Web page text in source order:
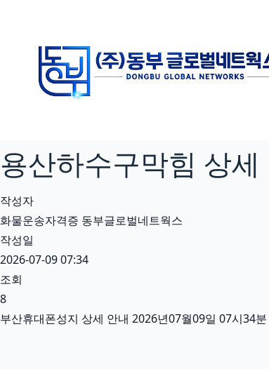
용산하수구막힘 상
작성자
화물운송자격증 동부글로벌네트웍스
작성일
2026-07-09 07:34
조회
8
부산휴대폰성지 상세 안내 2026년07월09일 07시34분